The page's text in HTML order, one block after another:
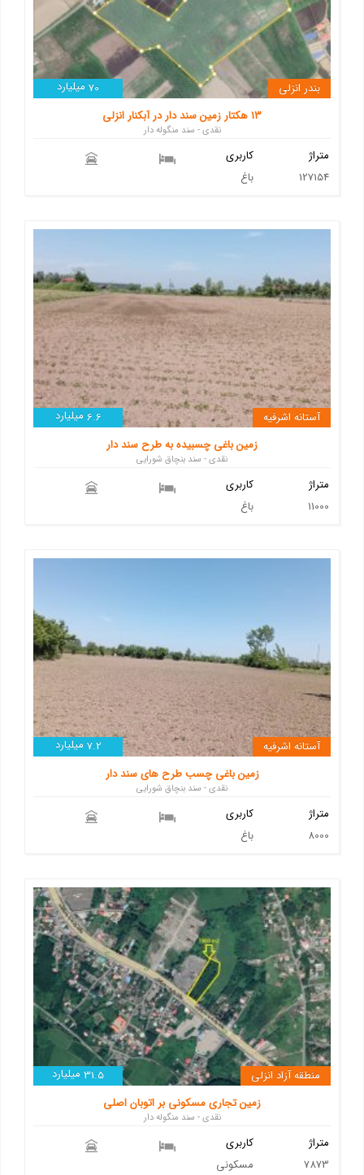
70 میلیارد
بندر انزلی
13 هکتار زمین سند دار در آبکنار انزلی
نقدی - سند منگوله دار
کاربری
باغ
متراژ
127154
6.6 میلیارد
آستانه اشرفیه
زمین باغی چسبیده به طرح سند دار
نقدی - سند بنچاق شورایی
کاربری
باغ
متراژ
11000
7.2 میلیارد
آستانه اشرفیه
زمین باغی چسب طرح های سند دار
نقدی - سند بنچاق شورایی
کاربری
باغ
متراژ
8000
31.5 میلیارد
منطقه آزاد انزلی
زمین تجاری مسکونی بر اتوبان اصلی
نقدی - سند منگوله دار
کاربری
مسکونی
متراژ
7873